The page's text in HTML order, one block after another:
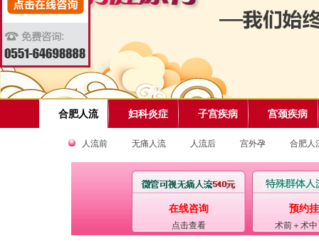
合肥人流 妇科炎症 子宫疾病 宫颈疾病
人流前 无痛人流 人流后 宫外孕 合肥人
在线咨询
点击查看
预约
术前＋术